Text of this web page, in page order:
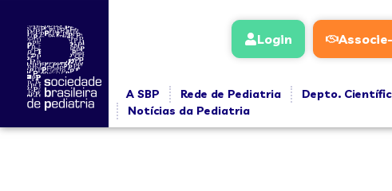
Login
A SBP Rede de Pediatria Depto.
Notícias da Pediatria